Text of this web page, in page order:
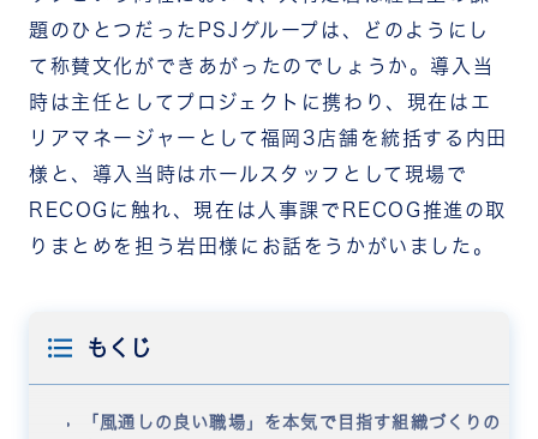
題のひとつだったPSJグループは、どのようにし
て称賛文化ができあがったのでしょうか。導入当
時は主任としてプロジェクトに携わり、現在はエ
リアマネージャーとして福岡3店舗を統括する内田
様と、導入当時はホールスタッフとして現場で
RECOGに触れ、現在は人事課でRECOG推進の取
りまとめを担う岩田様にお話をうかがいました。
もくじ
「風通しの良い職場」を本気で目指す組織づくりの